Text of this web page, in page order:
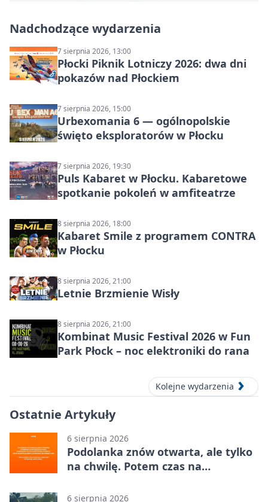
Nadchodzące wydarzenia
7 sierpnia 2026, 13:00
Płocki Piknik Lotniczy 2026: dwa dni
pokazów nad Płockiem
7 sierpnia 2026, 15:00
Urbexomania 6 — ogólnopolskie
święto eksploratorów w Płocku
7 sierpnia 2026, 19:30
Puls Kabaret w Płocku. Kabaretowe
spotkanie pokoleń w amfiteatrze
8 sierpnia 2026, 18:00
Kabaret Smile z programem CONTRA
w Płocku
8 sierpnia 2026, 21:00
Letnie Brzmienie Wisły
8 sierpnia 2026, 21:00
Kombinat Music Festival 2026 w Fun
Park Płock – noc elektroniki do rana
Kolejne wydarzenia
Ostatnie Artykuły
6 sierpnia 2026
Podolanka znów otwarta, ale tylko
na chwilę. Potem czas na
6 sierpnia 2026